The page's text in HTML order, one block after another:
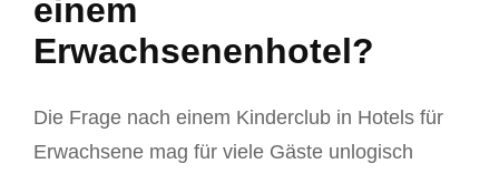
einem
Erwachsenenhotel?
Die Frage nach einem Kinderclub in Hotels für
Erwachsene mag für viele Gäste unlogisch